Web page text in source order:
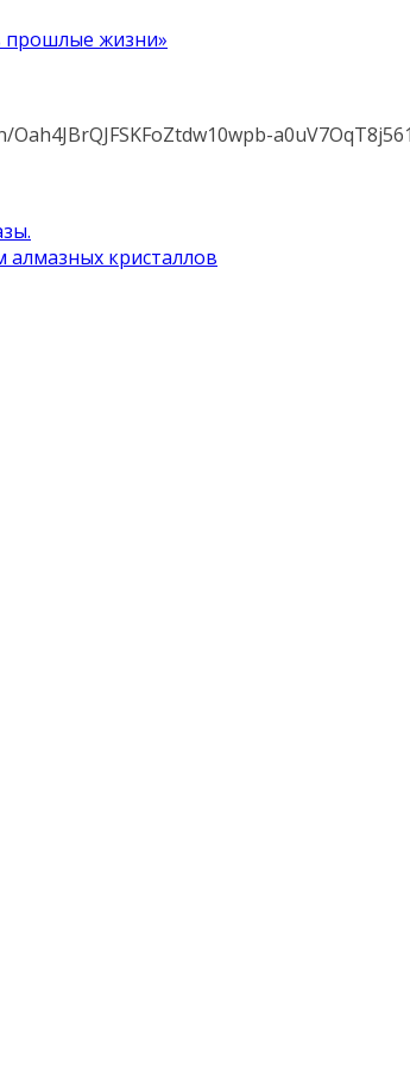
прошлые жизни»
кристаллов